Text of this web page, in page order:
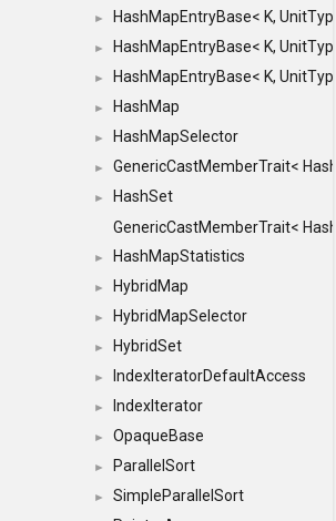
► HashMapEntryBase< K,
► HashMapEntryBase< K,
► HashMapEntryBase< K,
► HashMap
► HashMapSelector
► GenericCastMemberTrait<
►
HashSet
GenericCastMemberTrait<
► HashMapStatistics
► HybridMap
► HybridMapSelector
► HybridSet
► IndexIteratorDefaultAccess
► IndexIterator
► OpaqueBase
► ParallelSort
► SimpleParallelSort